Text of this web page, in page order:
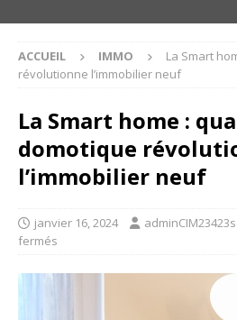
ACCUEIL IMMO
La Smart
révolutionne l’immobilier neuf
La Smart home :
domotique
l’immobilier neuf
janvier 16, 2024
fermés